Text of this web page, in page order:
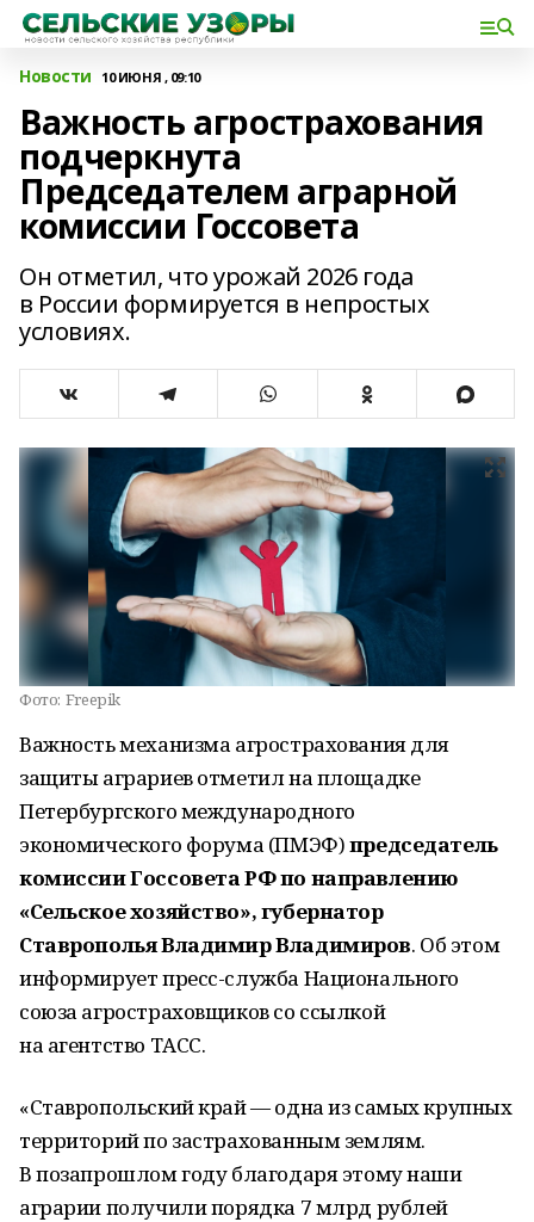
Новости 10 ИЮНЯ , 09:10
Важность агрострахования
подчеркнута
Председателем аграрной
комиссии Госсовета
Он отметил, что урожай 2026 года
в России формируется в непростых
условиях.
Фото: Freepik
Важность механизма агрострахования для
защиты аграриев отметил на площадке
Петербургского международного
экономического форума (ПМЭФ)председатель
комиссии Госсовета РФ по направлению
«Сельское хозяйство», губернатор
Ставрополья Владимир Владимиров. Об этом
информирует пресс-служба Национального
союза агростраховщиков со ссылкой
на агентство ТАСС.
«Ставропольский край — одна из самых крупных
территорий по застрахованным землям.
В позапрошлом году благодаря этому наши
аграрии получили порядка 7 млрд рублей